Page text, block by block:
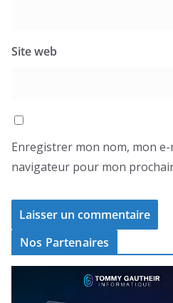
Site web
Enregistrer mon nom, mon
navigateur pour mon
Nos Partenaires